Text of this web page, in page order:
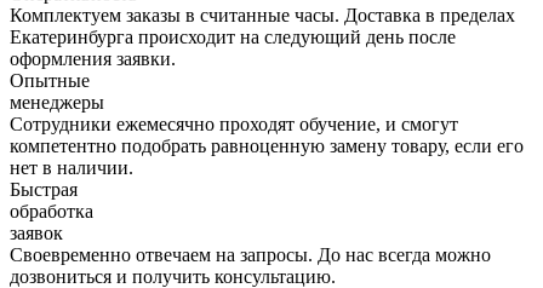
Комплектуем заказы в считанные часы. Доставка в пределах
Екатеринбурга происходит на следующий день после
оформления заявки.
Опытные
менеджеры
Сотрудники ежемесячно проходят обучение, и смогут
компетентно подобрать равноценную замену товару, если его
нет в наличии.
Быстрая
обработка
заявок
Своевременно отвечаем на запросы. До нас всегда можно
дозвониться и получить консультацию.